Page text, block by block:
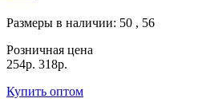
Размеры в наличии: 50 , 56
Розничная цена
254р. 318р.
Купить оптом